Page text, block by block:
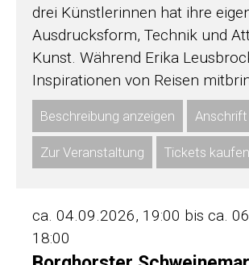
drei Künstlerinnen hat ihre
Ausdrucksform, Technik und
Kunst. Während Erika
Inspirationen von Reisen
Beschreibung anzeigen Anschrift
Zur Veranstaltung Tickets kaufen
ca. 04.09.2026, 19:00 bis ca.
18:00